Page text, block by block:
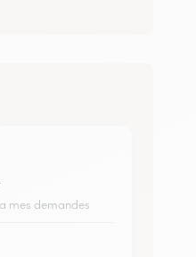
mes demandes